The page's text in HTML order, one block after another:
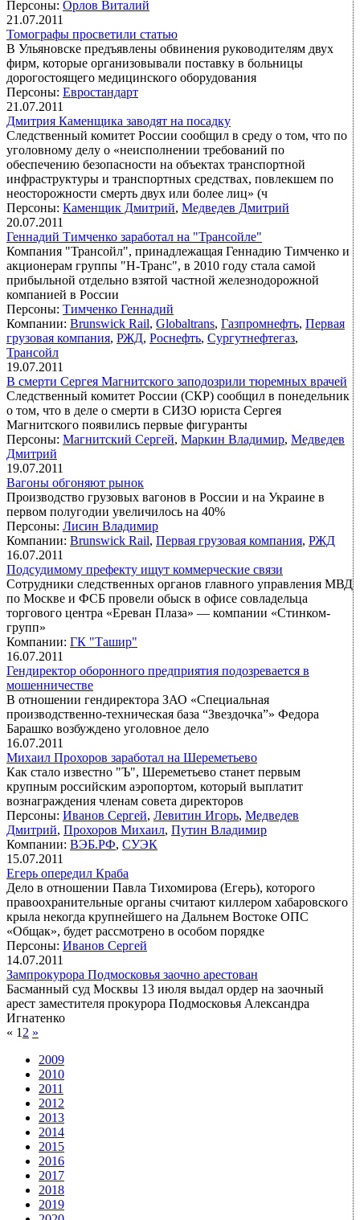
Персоны: Орлов Виталий
21.07.2011
Томографы просветили статью
В Ульяновске предъявлены обвинения руководителям двух
фирм, которые организовывали поставку в больницы
дорогостоящего медицинского оборудования
Персоны: Евростандарт
21.07.2011
Дмитрия Каменщика заводят на посадку
Следственный комитет России сообщил в среду о том, что по
уголовному делу о «неисполнении требований по
обеспечению безопасности на объектах транспортной
инфраструктуры и транспортных средствах, повлекшем по
неосторожности смерть двух или более лиц» (ч
Персоны: Каменщик Дмитрий, Медведев Дмитрий
20.07.2011
Геннадий Тимченко заработал на "Трансойле"
Компания "Трансойл", принадлежащая Геннадию Тимченко и
акционерам группы "Н-Транс", в 2010 году стала самой
прибыльной отдельно взятой частной железнодорожной
компанией в России
Персоны: Тимченко Геннадий
Компании: Brunswick Rail, Globaltrans, Газпромнефть, Первая
грузовая компания, РЖД, Роснефть, Сургутнефтегаз,
Трансойл
19.07.2011
В смерти Сергея Магнитского заподозрили тюремных врачей
Следственный комитет России (СКР) сообщил в понедельник
о том, что в деле о смерти в СИЗО юриста Сергея
Магнитского появились первые фигуранты
Персоны: Магнитский Сергей, Маркин Владимир, Медведев
Дмитрий
19.07.2011
Вагоны обгоняют рынок
Производство грузовых вагонов в России и на Украине в
первом полугодии увеличилось на 40%
Персоны: Лисин Владимир
Компании: Brunswick Rail, Первая грузовая компания, РЖД
16.07.2011
Подсудимому префекту ищут коммерческие связи
Сотрудники следственных органов главного управления МВД
по Москве и ФСБ провели обыск в офисе совладельца
торгового центра «Ереван Плаза» — компании «Стинком-
групп»
Компании: ГК "Ташир"
16.07.2011
Гендиректор оборонного предприятия подозревается в
мошенничестве
В отношении гендиректора ЗАО «Специальная
производственно-техническая база “Звездочка”» Федора
Барашко возбуждено уголовное дело
16.07.2011
Михаил Прохоров заработал на Шереметьево
Как стало известно "Ъ", Шереметьево станет первым
крупным российским аэропортом, который выплатит
вознаграждения членам совета директоров
Персоны: Иванов Сергей, Левитин Игорь, Медведев
Дмитрий, Прохоров Михаил, Путин Владимир
Компании: ВЭБ.РФ, СУЭК
15.07.2011
Егерь опередил Краба
Дело в отношении Павла Тихомирова (Егерь), которого
правоохранительные органы считают киллером хабаровского
крыла некогда крупнейшего на Дальнем Востоке ОПС
«Общак», будет рассмотрено в особом порядке
Персоны: Иванов Сергей
14.07.2011
Зампрокурора Подмосковья заочно арестован
Басманный суд Москвы 13 июля выдал ордер на заочный
арест заместителя прокурора Подмосковья Александра
Игнатенко
« 1 2 »
2009
2010
2011
2012
2013
2014
2015
2016
2017
2018
2019